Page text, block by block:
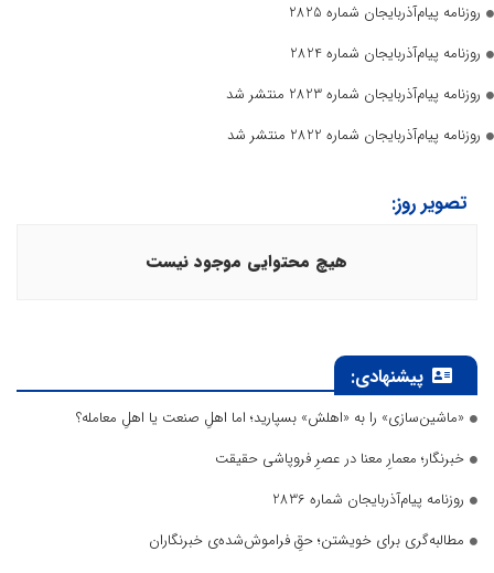
روزنامه پیام‌آذربایجان شماره 2825
روزنامه پیام‌آذربایجان شماره 2824
روزنامه پیام‌آذربایجان شماره 2823 منتشر شد
روزنامه پیام‌آذربایجان شماره 2822 منتشر شد
تصویر روز:
هیچ محتوایی موجود نیست
پیشنهادی:
«ماشین‌سازی» را به «اهلش» بسپارید؛ اما اهلِ صنعت یا اهلِ معامله؟
خبرنگار؛ معمارِ معنا در عصرِ فروپاشی حقیقت
روزنامه پیام‌آذربایجان شماره 2836
مطالبه‌گری برای خویشتن؛ حقِ فراموش‌شده‌ی خبرنگاران